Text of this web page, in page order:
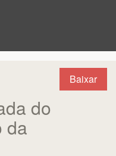
Baixar
do
da